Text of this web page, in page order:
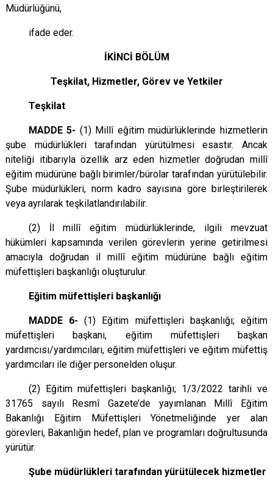
Müdürlüğünü,
ifade eder.
İKİNCİ BÖLÜM
Teşkilat, Hizmetler, Görev ve Yetkiler
Teşkilat
MADDE 5- (1) Millî eğitim müdürlüklerinde hizmetlerin
şube müdürlükleri tarafından yürütülmesi esastır. Ancak
niteliği itibarıyla özellik arz eden hizmetler doğrudan millî
eğitim müdürüne bağlı birimler/bürolar tarafından yürütülebilir.
Şube müdürlükleri, norm kadro sayısına göre birleştirilerek
veya ayrılarak teşkilatlandırılabilir.
(2) İl millî eğitim müdürlüklerinde, ilgili mevzuat
hükümleri kapsamında verilen görevlerin yerine getirilmesi
amacıyla doğrudan il millî eğitim müdürüne bağlı eğitim
müfettişleri başkanlığı oluşturulur.
Eğitim müfettişleri başkanlığı
MADDE 6- (1) Eğitim müfettişleri başkanlığı; eğitim
müfettişleri başkanı, eğitim müfettişleri başkan
yardımcısı/yardımcıları, eğitim müfettişleri ve eğitim müfettiş
yardımcıları ile diğer personelden oluşur.
(2) Eğitim müfettişleri başkanlığı; 1/3/2022 tarihli ve
31765 sayılı Resmî Gazete’de yayımlanan Millî Eğitim
Bakanlığı Eğitim Müfettişleri Yönetmeliğinde yer alan
görevleri, Bakanlığın hedef, plan ve programları doğrultusunda
yürütür.
Şube müdürlükleri tarafından yürütülecek hizmetler